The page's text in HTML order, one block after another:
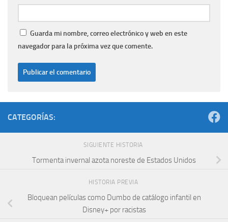
Guarda mi nombre, correo electrónico y web en este
navegador para la próxima vez que comente.
CATEGORÍAS:
SIGUIENTE HISTORIA
Tormenta invernal azota noreste de Estados Unidos
HISTORIA PREVIA
Bloquean películas como Dumbo de catálogo infantil en
Disney+ por racistas